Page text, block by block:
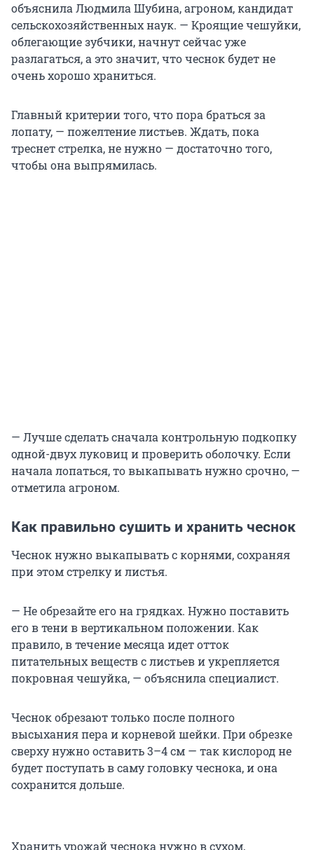
объяснила Людмила Шубина, агроном, кандидат
сельскохозяйственных наук. — Кроящие чешуйки,
облегающие зубчики, начнут сейчас уже
разлагаться, а это значит, что чеснок будет не
очень хорошо храниться.
Главный критерии того, что пора браться за
лопату, — пожелтение листьев. Ждать, пока
треснет стрелка, не нужно — достаточно того,
чтобы она выпрямилась.
— Лучше сделать сначала контрольную подкопку
одной-двух луковиц и проверить оболочку. Если
начала лопаться, то выкапывать нужно срочно, —
отметила агроном.
Как правильно сушить и хранить чеснок
Чеснок нужно выкапывать с корнями, сохраняя
при этом стрелку и листья.
— Не обрезайте его на грядках. Нужно поставить
его в тени в вертикальном положении. Как
правило, в течение месяца идет отток
питательных веществ с листьев и укрепляется
покровная чешуйка, — объяснила специалист.
Чеснок обрезают только после полного
высыхания пера и корневой шейки. При обрезке
сверху нужно оставить 3–4 см — так кислород не
будет поступать в саму головку чеснока, и она
сохранится дольше.
Хранить урожай чеснока нужно в сухом,